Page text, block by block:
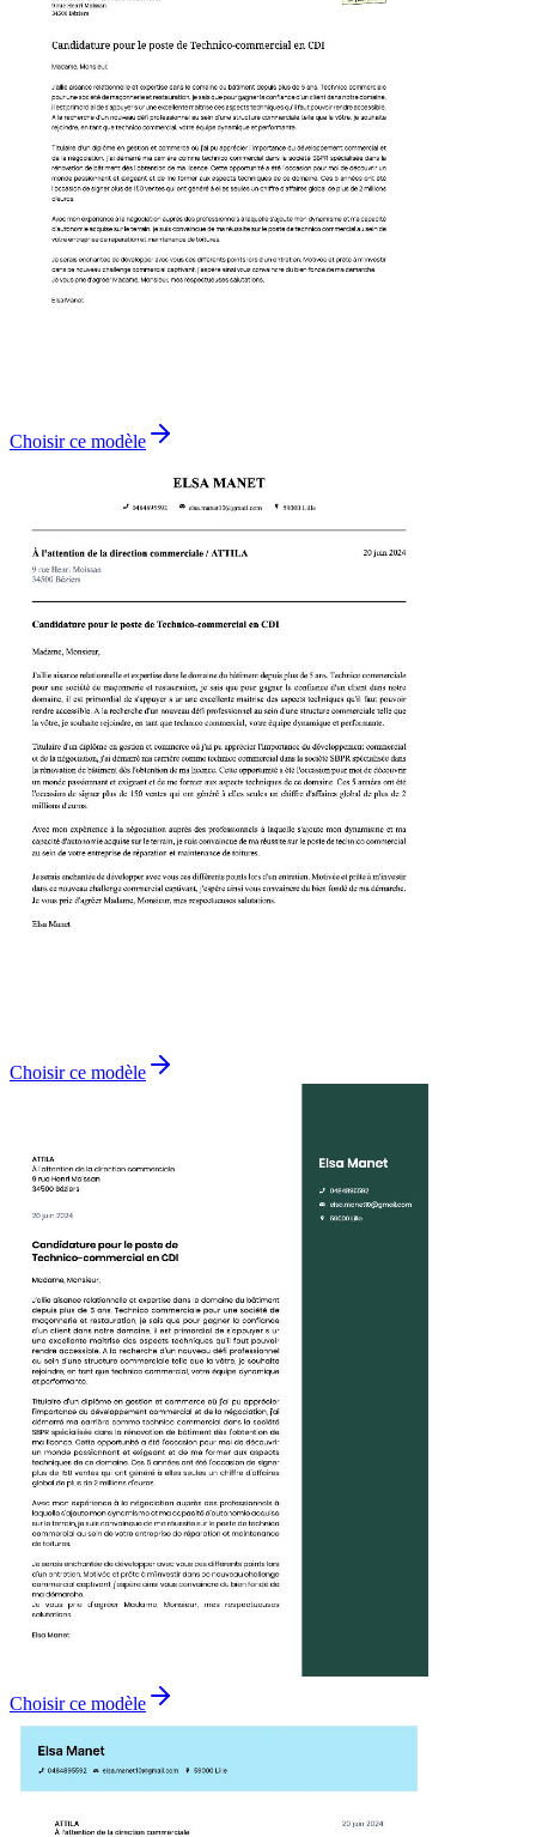
Choisir ce modèle
Choisir ce modèle
Choisir ce modèle